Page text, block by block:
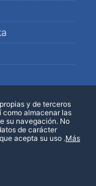
y de terceros
almacenar las
su navegación. No
de carácter
acepta su uso .Más